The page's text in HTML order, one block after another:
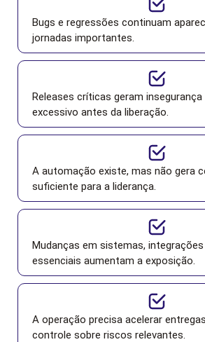
Bugs e regressões continuam
jornadas importantes.
Releases críticas geram
excessivo antes da liberação.
A automação existe, mas não gera
suficiente para a liderança.
Mudanças em sistemas,
essenciais aumentam a exposição.
A operação precisa acelerar
controle sobre riscos relevantes.